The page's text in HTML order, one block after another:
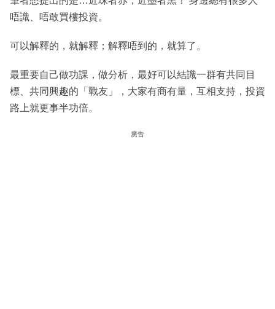
唔識、唔敢買樓投資。
可以解釋的，就解釋；解釋唔到的，就算了。
最重要自己做功課，做分析，最好可以結識一群有共同目
標、共同興趣的「戰友」，大家有商有量，互相支持，投資
路上就更事半功倍。
廣告